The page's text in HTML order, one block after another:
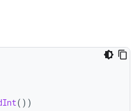
())